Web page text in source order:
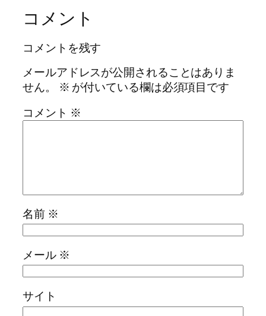
コメント
コメントを残す
メールアドレスが公開されることはありま
せん。
※ が付いている欄は必須項目です
コメント ※
名前 ※
メール ※
サイト